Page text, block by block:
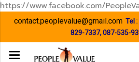
https://www.facebook.com/
contact.peoplevalue@gmail.com Tel :
829-7337,087-535-